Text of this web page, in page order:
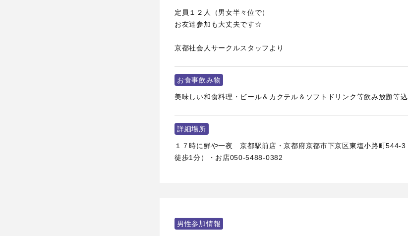
定員１２人（男女半々位で）
お友達参加も大丈夫です☆
京都社会人サークルスタッフより
お食事飲み物
美味しい和食料理・ビール＆カクテル＆ソフトドリンク等飲み放題等込
詳細場所
１７時に鮮や一夜 京都駅前店・京都府京都市下京区東塩小路町544-3
徒歩1分）・お店050-5488-0382
男性参加情報